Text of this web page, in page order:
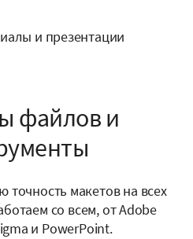
и презентации
файлов и
точность макетов на всех
со всем, от Adobe
и PowerPoint.